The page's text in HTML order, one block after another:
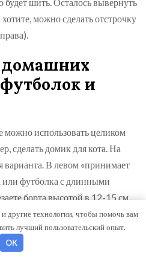
можно сделать отстрочку
и
можно использовать целиком
сделать домик для кота. На
варианта. В левом «принимает
или футболка с длинными
борта высотой в 12-15 см.
распирая их.
части придется вырезать
другие технологии, чтобы помочь вам
лучший пользовательский опыт.
OK